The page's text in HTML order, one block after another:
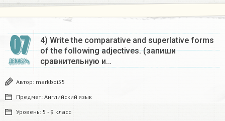
07
ДЕКАБРЬ
4) Write the comparative and superlative forms
of the following adjectives. (запиши
сравнительную и…
Автор: markboi55
Предмет: Английский язык
Уровень: 5 - 9 класс